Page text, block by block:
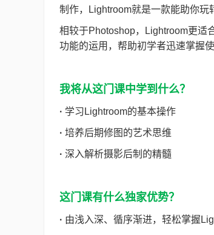
制作，Lightroom就是一款能助你玩
相较于Photoshop，Lightroom更适
功能的运用，帮助初学者迅速掌握使
我将从这门课中学到什么？
· 学习Lightroom的基本操作
· 培养后期修图的艺术思维
· 深入解析摄影后制的精髓
这门课有什么独家优势？
· 由浅入深、循序渐进，轻松掌握